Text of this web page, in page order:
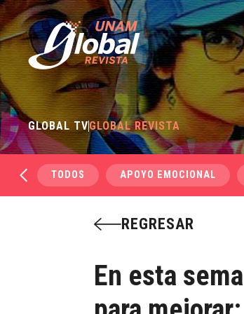
GLOBAL TVGLOBAL REVISTA
TODOS APOYO EMOCIONAL
REGRESAR
En esta